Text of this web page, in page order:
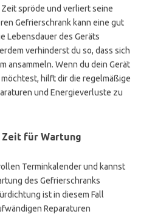
spröde und verliert seine
Gefrierschrank kann eine gut
Lebensdauer des Geräts
verhinderst du so, dass sich
ansammeln. Wenn du dein Gerät
hilft dir die regelmäßige
und Energieverluste zu
Zeit für Wartung
Terminkalender und kannst
des Gefrierschranks
ist in diesem Fall
Reparaturen